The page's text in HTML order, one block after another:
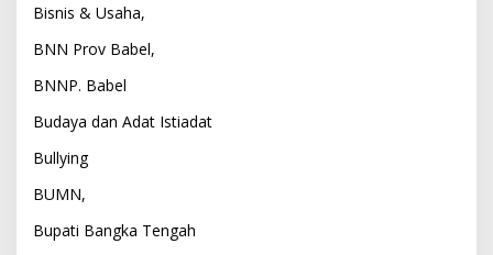
Bisnis & Usaha,
BNN Prov Babel,
BNNP. Babel
Budaya dan Adat Istiadat
Bullying
BUMN,
Bupati Bangka Tengah